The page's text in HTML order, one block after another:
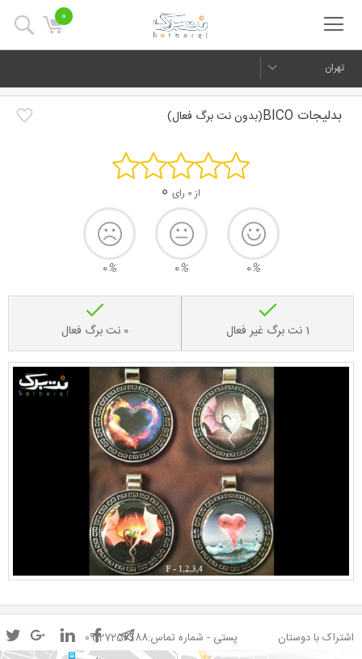
0
تهران
بدلیجات BICO (بدون نت برگ فعال)
از 0 رای 0
0%
0%
0%
1 نت برگ غیر فعال 0 نت برگ فعال
اشتراک با دوستان پستی - شماره تماس:09127256988